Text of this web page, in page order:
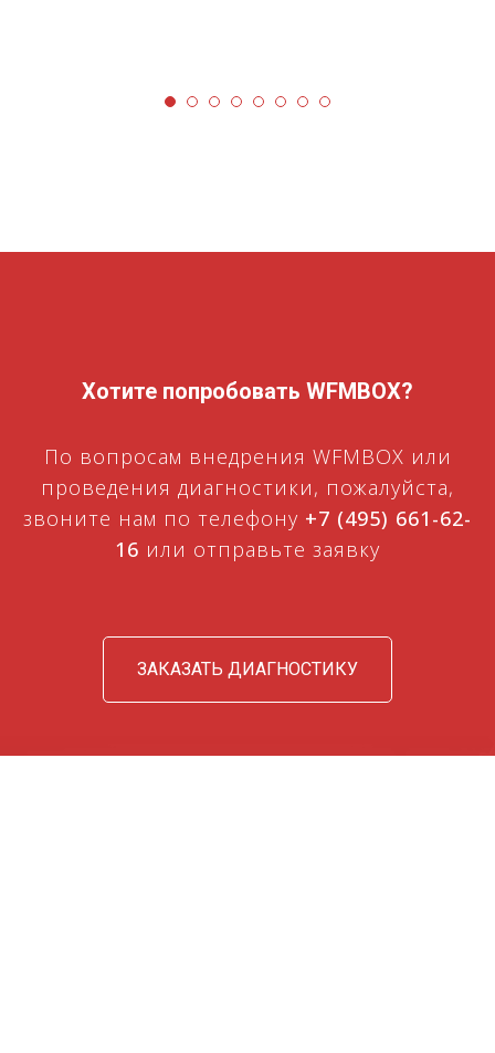
Хотите попробовать WFMBOX?
По вопросам внедрения WFMBOX или
проведения диагностики, пожалуйста,
звоните нам по телефону +7 (495) 661-62-
16 или отправьте заявку
ЗАКАЗАТЬ ДИАГНОСТИКУ